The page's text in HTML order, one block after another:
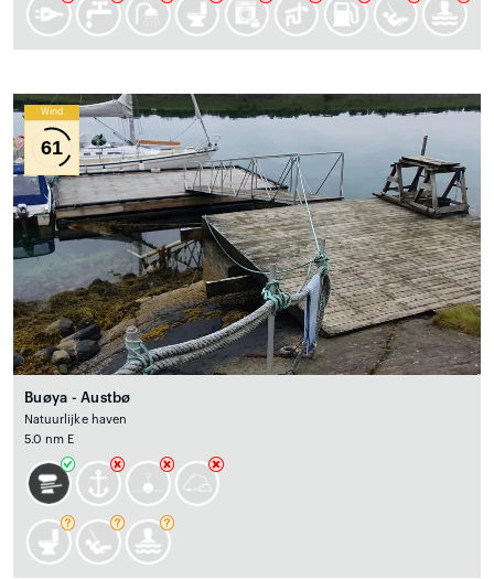
Wind
61
Buøya - Austbø
Natuurlijke haven
5.0 nm E